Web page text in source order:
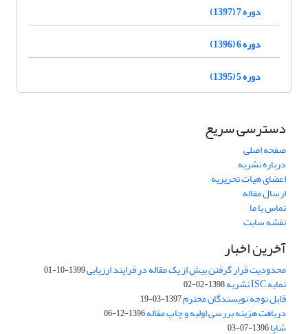
دوره 7 (1397)
دوره 6 (1396)
دوره 5 (1395)
دسترسی سریع
صفحه اصلی
درباره نشریه
اعضای هیات تحریریه
ارسال مقاله
تماس با ما
نقشه سایت
آخرین اخبار
محدودیت قرار گرفتن بیش از یک مقاله در فرایند ارزیابی1399-10-01
نمایه ISC نشریه 1398-02-02
قابل توجه نویسندگان محترم1397-03-19
دریافت هزینه بررسی اولیه و چاپ مقاله1396-12-06
شاپا1396-07-03